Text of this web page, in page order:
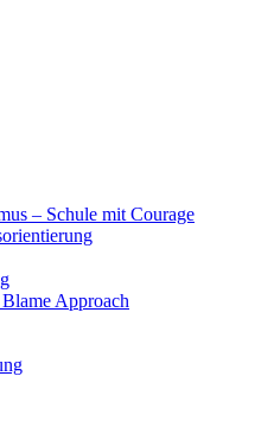
– Schule mit Courage
Approach